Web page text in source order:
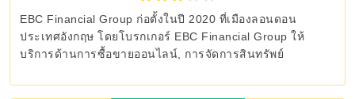
EBC Financial Group ก่อตั้งในปี 2020 ที่เมืองลอนดอน
ประเทศอังกฤษ โดยโบรกเกอร์ EBC Financial Group ให้
บริการด้านการซื้อขายออนไลน์, การจัดการสินทรัพย์